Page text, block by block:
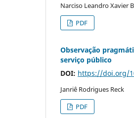
Narciso Leandro Xavier
PDF
Observação
serviço público
DOI: https://doi.org/
Janriê Rodrigues Reck
PDF